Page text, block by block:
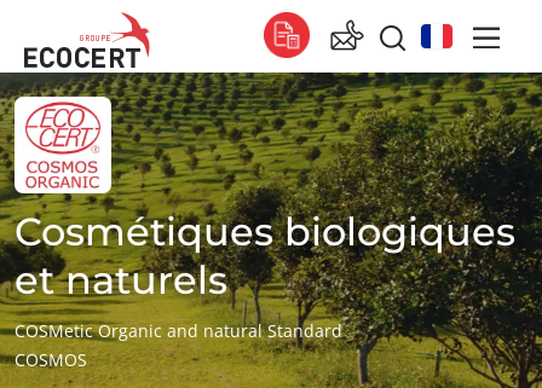
NOS SERVICES
Certification
Formation
Conseil
Global
Global (anglais)
Global (espagnol)
Global (français)
Afrique
Afrique du Sud (anglais)
Cosmétiques biologiques
et naturels
COSMetic Organic and natural Standard
COSMOS